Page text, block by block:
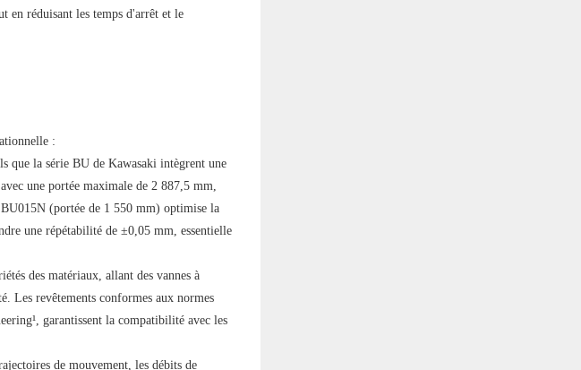
en réduisant les temps d'arrêt et le
:
que la série BU de Kawasaki intègrent une
une portée maximale de 2 887,5 mm,
BU015N (portée de 1 550 mm) optimise la
une répétabilité de ±0,05 mm, essentielle
des matériaux, allant des vannes à
Les revêtements conformes aux normes
garantissent la compatibilité avec les
de mouvement, les débits de